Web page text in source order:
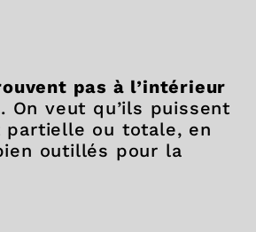
pas à l’intérieur
On veut qu’ils puissent
partielle ou totale, en
outillés pour la